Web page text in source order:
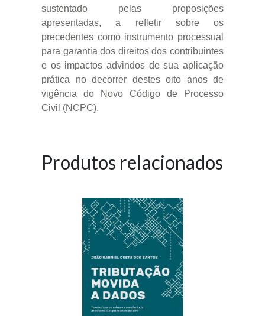
sustentado pelas proposições
apresentadas, a refletir sobre os
precedentes como instrumento processual
para garantia dos direitos dos contribuintes
e os impactos advindos de sua aplicação
prática no decorrer destes oito anos de
vigência do Novo Código de Processo
Civil (NCPC).
Produtos relacionados